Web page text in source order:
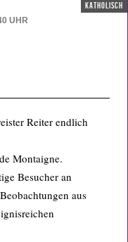
katholisch
UHR
Reiter endlich
Montaigne.
Besucher an
aus